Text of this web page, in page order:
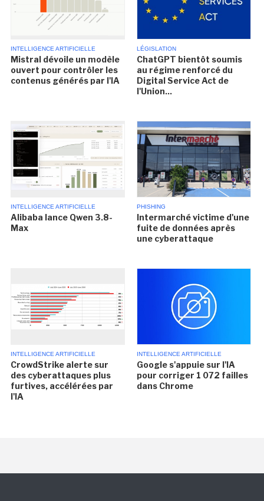
INTELLIGENCE ARTIFICIELLE
Mistral dévoile un modèle
ouvert pour contrôler les
contenus générés par l'IA
LÉGISLATION
ChatGPT bientôt soumis
au régime renforcé du
Digital Service Act de
l'Union...
INTELLIGENCE ARTIFICIELLE
Alibaba lance Qwen 3.8-
Max
PHISHING
Intermarché victime d'une
fuite de données après
une cyberattaque
INTELLIGENCE ARTIFICIELLE
CrowdStrike alerte sur
des cyberattaques plus
furtives, accélérées par
l'IA
INTELLIGENCE ARTIFICIELLE
Google s'appuie sur l'IA
pour corriger 1 072 failles
dans Chrome